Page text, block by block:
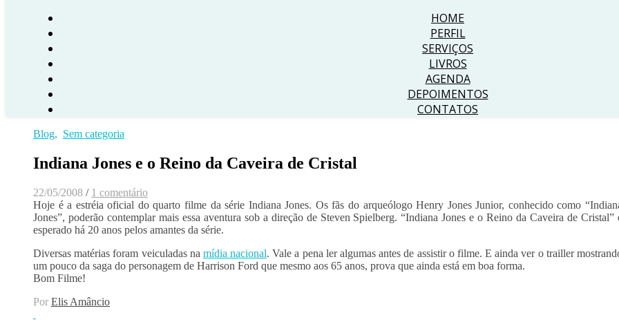
HOME
PERFIL
SERVIÇOS
LIVROS
AGENDA
DEPOIMENTOS
CONTATOS
Blog, Sem categoria
Indiana Jones e o Reino da Caveira de Cristal
22/05/2008 / 1 comentário
Hoje é a estréia oficial do quarto filme da série Indiana Jones. Os fãs do arqueólogo Henry Jones Junior, conhecido como
Jones”, poderão contemplar mais essa aventura sob a direção de Steven Spielberg. “Indiana Jones e o Reino da Caveira de Cristal”
esperado há 20 anos pelos amantes da série.
Diversas matérias foram veiculadas na mídia nacional. Vale a pena ler algumas antes de assistir o filme. E ainda ver o trailler
um pouco da saga do personagem de Harrison Ford que mesmo aos 65 anos, prova que ainda está em boa forma.
Bom Filme!
Por Elis Amâncio